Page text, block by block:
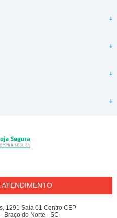
ATENDIMENTO
1291 Sala 01 Centro CEP
Braço do Norte - SC